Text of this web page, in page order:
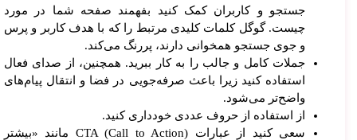
جستجو و کاربران کمک کنید بفهمند صفحه شما در مورد
چیست. گوگل کلمات کلیدی مرتبط را که با هدف کاربر و پرس
و جوی جستجو همخوانی دارند، پررنگ می‌کند.
جملات کامل و جالب را به کار ببرید. همچنین، از صدای فعال
استفاده کنید زیرا باعث صرفه‌جویی در فضا و انتقال پیام‌های
واضح‌تر می‌شود.
از استفاده از حروف عددی خودداری کنید.
سعی کنید از عبارات CTA (Call to Action) مانند «بیشتر